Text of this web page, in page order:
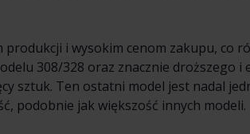
i wysokim cenom zakupu, co
308/328 oraz znacznie droższego
sztuk. Ten ostatni model jest nadal
podobnie jak większość innych modeli.